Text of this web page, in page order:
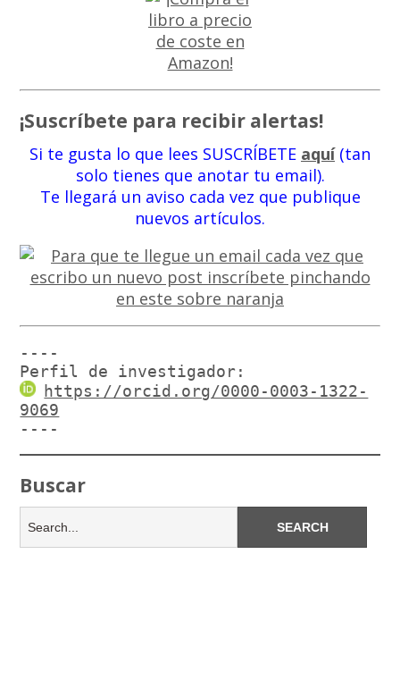
¡Suscríbete para recibir alertas!
Si te gusta lo que lees SUSCRÍBETE aquí(tan
solo tienes que anotar tu email).
Te llegará un aviso cada vez que publique
nuevos artículos.
----
Perfil de investigador:
https://orcid.org/0000-0003-1322-
9069
----
Buscar